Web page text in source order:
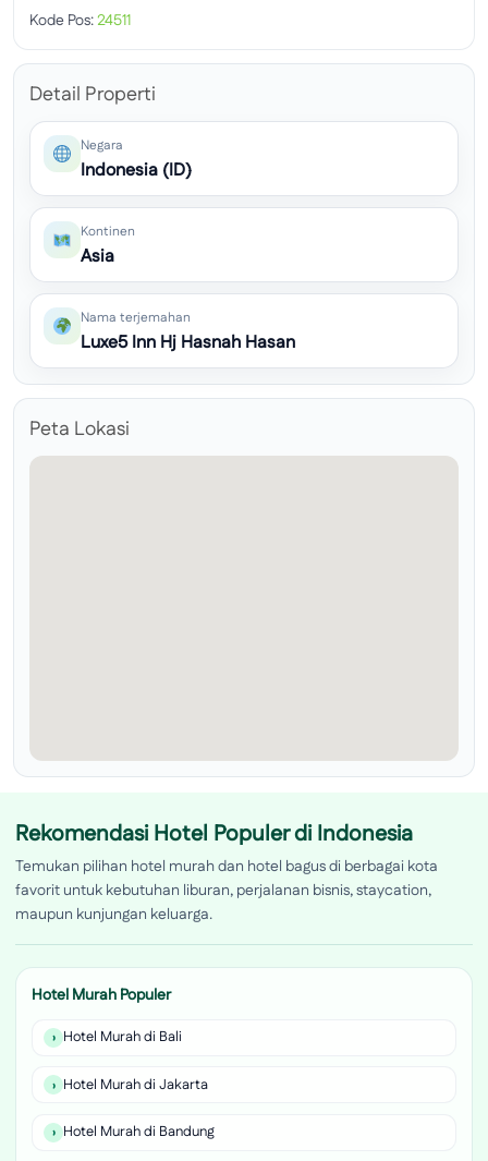
Kode Pos:24511
Detail Properti
Negara
Indonesia (ID)
Kontinen
Asia
Nama terjemahan
Luxe5 Inn Hj Hasnah Hasan
Peta Lokasi
Rekomendasi Hotel Populer di Indonesia
Temukan pilihan hotel murah dan hotel bagus di berbagai kota
favorit untuk kebutuhan liburan, perjalanan bisnis, staycation,
maupun kunjungan keluarga.
Hotel Murah Populer
Hotel Murah di Bali
Hotel Murah di Jakarta
Hotel Murah di Bandung